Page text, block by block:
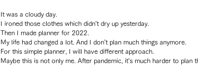
It was a cloudy day.
I ironed those clothes which didn’t dry up yesterday.
Then I made planner for 2022.
My life had changed a lot. And I don’t plan much things anymore.
For this simple planner, I will have different approach.
Maybe this is not only me. After pandemic, it’s much harder to plan